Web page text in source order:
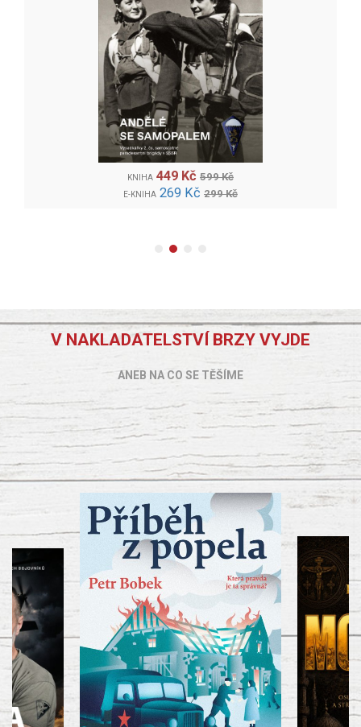
KNIHA 449 Kč 599 Kč
E-KNIHA 269 Kč 299 Kč
V NAKLADATELSTVÍ BRZY VYJDE
ANEB NA CO SE TĚŠÍME